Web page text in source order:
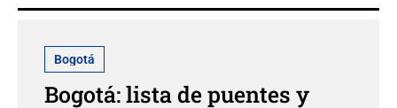
Bogotá
Bogotá: lista de puentes y